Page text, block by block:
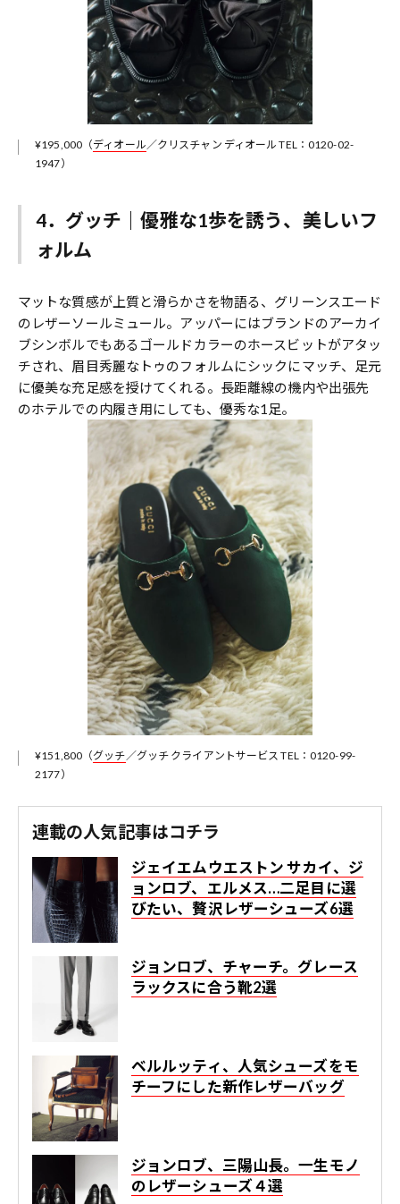
¥195,000（ディオール ／クリスチャン ディオール TEL：0120-02-
1947）
4．グッチ｜優雅な1歩を誘う、美しいフ
ォルム
マットな質感が上質と滑らかさを物語る、グリーンスエード
のレザーソールミュール。アッパーにはブランドのアーカイ
ブシンボルでもあるゴールドカラーのホースビットがアタッ
チされ、眉目秀麗なトゥのフォルムにシックにマッチ、足元
に優美な充足感を授けてくれる。長距離線の機内や出張先
のホテルでの内履き用にしても、優秀な1足。
¥151,800（グッチ／グッチ クライアントサービス TEL：0120-99-
2177）
連載の人気記事はコチラ
ジェイエムウエストン サカイ、ジ
ョンロブ、エルメス…二足目に選
びたい、贅沢レザーシューズ6選
ジョンロブ、チャーチ。グレース
ラックスに合う靴2選
ベルルッティ、人気シューズをモ
チーフにした新作レザーバッグ
ジョンロブ、三陽山長。一生モノ
のレザーシューズ４選